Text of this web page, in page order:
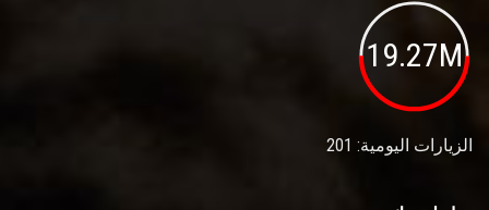
19.27M
الزيارات اليومية: 201